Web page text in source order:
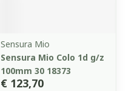
Sensura Mio
Sensura Mio Colo 1d g/z
100mm 30 18373
€ 123,70